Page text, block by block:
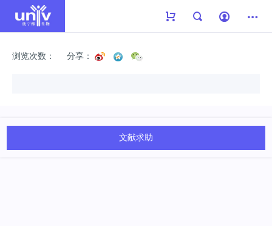
浏览次数： 分享：
文献求助